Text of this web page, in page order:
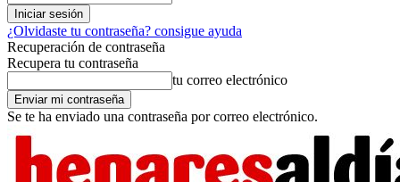
¿Olvidaste tu contraseña? consigue ayuda
Recuperación de contraseña
Recupera tu contraseña
tu correo electrónico
Se te ha enviado una contraseña por correo electrónico.